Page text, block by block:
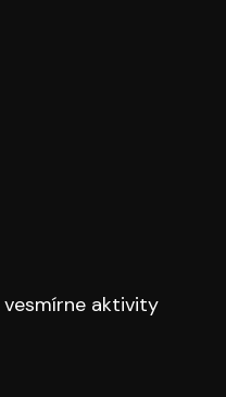
vesmírne aktivity